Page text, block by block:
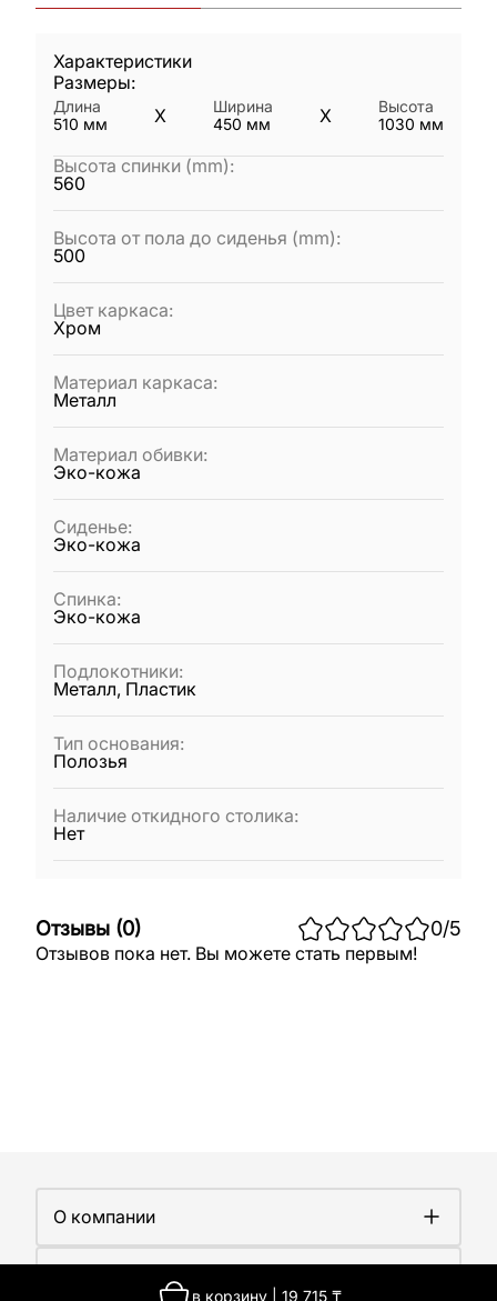
в корзину| 19 715₸
Характеристики
Размеры:
Длина
510 мм X
Ширина
450 мм X
Высота
1030 мм
Высота спинки (mm):
560
Высота от пола до сиденья (mm):
500
Цвет каркаса:
Хром
Материал каркаса:
Металл
Материал обивки:
Эко-кожа
Сиденье:
Эко-кожа
Спинка:
Эко-кожа
Подлокотники:
Металл, Пластик
Тип основания:
Полозья
Наличие откидного столика:
Нет
Отзывы (0) 0/5
Отзывов пока нет. Вы можете стать первым!
О компании